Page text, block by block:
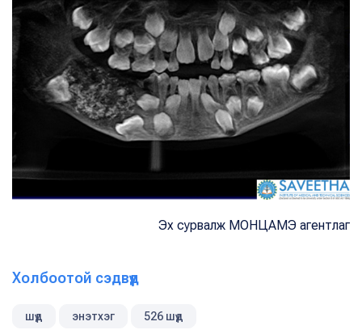
Эх сурвалж МОНЦАМЭ агентлаг
Холбоотой сэдвүүд
шүд энэтхэг 526 шүд